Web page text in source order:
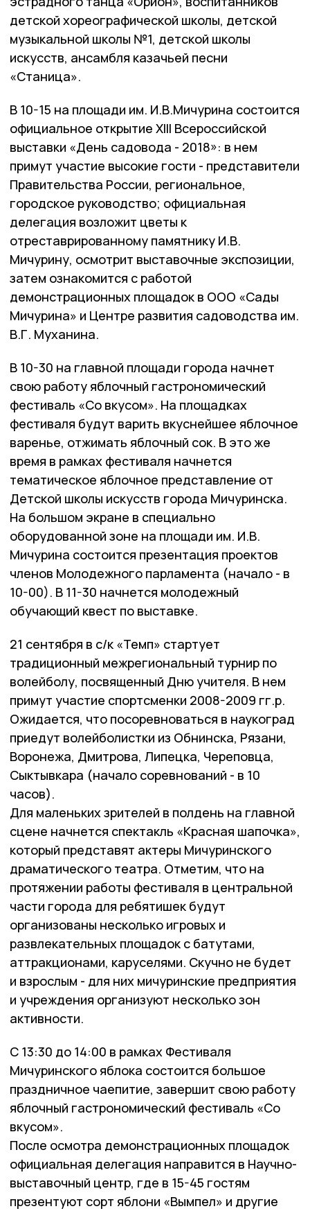
детской хореографической школы, детской
музыкальной школы №1, детской школы
искусств, ансамбля казачьей песни
«Станица».
В 10-15 на площади им. И.В.Мичурина состоится
официальное открытие XIII Всероссийской
выставки «День садовода - 2018»: в нем
примут участие высокие гости - представители
Правительства России, региональное,
городское руководство; официальная
делегация возложит цветы к
отреставрированному памятнику И.В.
Мичурину, осмотрит выставочные экспозиции,
затем ознакомится с работой
демонстрационных площадок в ООО «Сады
Мичурина» и Центре развития садоводства им.
В.Г. Муханина.
В 10-30 на главной площади города начнет
свою работу яблочный гастрономический
фестиваль «Со вкусом». На площадках
фестиваля будут варить вкуснейшее яблочное
варенье, отжимать яблочный сок. В это же
время в рамках фестиваля начнется
тематическое яблочное представление от
Детской школы искусств города Мичуринска.
На большом экране в специально
оборудованной зоне на площади им. И.В.
Мичурина состоится презентация проектов
членов Молодежного парламента (начало - в
10-00). В 11-30 начнется молодежный
обучающий квест по выставке.
21 сентября в с/к «Темп» стартует
традиционный межрегиональный турнир по
волейболу, посвященный Дню учителя. В нем
примут участие спортсменки 2008-2009 гг.р.
Ожидается, что посоревноваться в наукоград
приедут волейболистки из Обнинска, Рязани,
Воронежа, Дмитрова, Липецка, Череповца,
Сыктывкара (начало соревнований - в 10
часов).
Для маленьких зрителей в полдень на главной
сцене начнется спектакль «Красная шапочка»,
который представят актеры Мичуринского
драматического театра. Отметим, что на
протяжении работы фестиваля в центральной
части города для ребятишек будут
организованы несколько игровых и
развлекательных площадок с батутами,
аттракционами, каруселями. Скучно не будет
и взрослым - для них мичуринские предприятия
и учреждения организуют несколько зон
активности.
С 13:30 до 14:00 в рамках Фестиваля
Мичуринского яблока состоится большое
праздничное чаепитие, завершит свою работу
яблочный гастрономический фестиваль «Со
вкусом».
После осмотра демонстрационных площадок
официальная делегация направится в Научно-
выставочный центр, где в 15-45 гостям
презентуют сорт яблони «Вымпел» и другие